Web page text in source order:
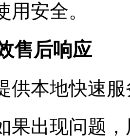
用安全。
售后响应
供本地快速
果出现问题